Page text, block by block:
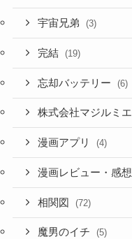
宇宙兄弟 (3)
完結 (19)
忘却バッテリー (6)
株式会社マジルミエ
漫画アプリ (4)
漫画レビュー・感想
相関図 (72)
魔男のイチ (5)